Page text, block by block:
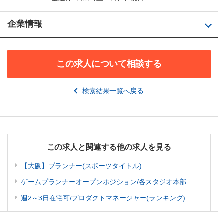
企業情報
この求人について相談する
検索結果一覧へ戻る
この求人と関連する他の求人を見る
【大阪】プランナー(スポーツタイトル)
ゲームプランナーオープンポジション/各スタジオ本部
週2～3日在宅可/プロダクトマネージャー(ランキング)